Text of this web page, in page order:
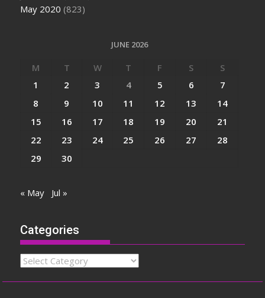
May 2020 (823)
JUNE 2026
M T W T F S
S
1
2 3 4 5 6
7
8
9 10 11 12 13
14
15
16 17 18 19 20
21
22
23 24 25 26 27
28
29
30
« May Jul »
Categories
Categories